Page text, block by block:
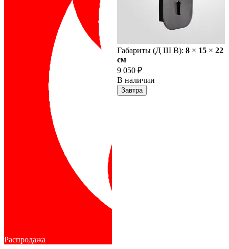
Распродажа
Габариты (Д Ш В): 8 × 15 × 22
cм
9 050 ₽
В наличии
Завтра